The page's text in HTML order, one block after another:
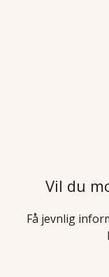
Vil du
Få jevnlig